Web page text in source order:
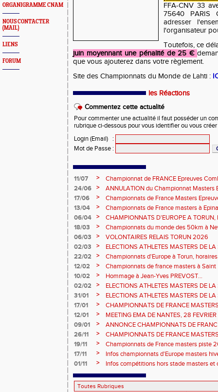
ORGANIGRAMME CNAM
NOUS CONTACTER
(MAIL)
LIENS
FORUM
FFA-CNV 33
75640 PARIS
adresser
l'organisateur
Toutefois, ce
juin moyennant une pénalité de 25 €
que vous ajouterez dans votre règlement.
Site des Championnats du Monde de Lahti :
les Réactions
Commentez cette actualité
Pour commenter une actualité il faut posséder un
rubrique ci-dessous pour vous identifier ou vous
Login (Email)
:
Mot de Passe :
11/07 >
Championnat de FRANCE Epreuves
et Marche CHATEAUROUX
24/06 >
ANNULATION du Championnat Masters
Châteauroux les 27-28 juin
17/06 >
Championnats de France Masters
fond long
13/04 >
Championnats de France masters à
prévisionnels, montée de barres et
06/04 >
CHAMPIONNATS D'EUROPE A
18/03
>
Championnats du monde des 50km à
Sébastien DOUMENC.
06/03 >
VOLONTAIRES RELAIS TORUN 2026
02/03
>
ELECTIONS ATHLETES MASTERS DE
2ème vote : athlètes hommes.
22/02 >
Championnats d'Europe à Torun,
informations...
12/02 >
Championnats de france masters à Saint
février 2026.
10/02 >
Hommage à Jean-Yves PREVOST...
02/02
>
ELECTIONS ATHLETES MASTERS DE
vote : athlètes femmes.
31/01 >
ELECTIONS ATHLETES MASTERS DE
17/01
>
CHAMPIONNATS DE FRANCE
informations sur les inscriptions et report
12/01 >
MEETING EMA DE NANTES, 28
09/01
>
ANNONCE CHAMPIONNATS DE
ÉPREUVES COMBINÉES ET ÉPREUVES
26/11 >
CHAMPIONNATS DE FRANCE
2026, site de l'organisation.
19/11 >
Championnats de France masters piste
17/11
>
Infos championnats d'Europe masters
01/11
> Infos compétitions hors stade masters et